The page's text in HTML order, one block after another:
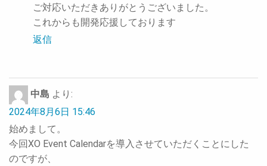
ご対応いただきありがとうございました。
これからも開発応援しております
返信
中島 より:
2024年8月6日 15:46
始めまして。
今回XO Event Calendarを導入させていただくことにした
のですが、